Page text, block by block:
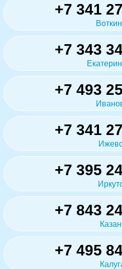
+7 341
+7 343
+7 493
+7 341
+7 395
+7 843
+7 495